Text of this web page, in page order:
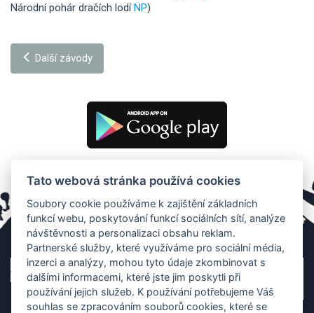
Národní pohár dračích lodíNP)
Další závody
Tato webová stránka používá cookies
Soubory cookie používáme k zajištění základních
funkcí webu, poskytování funkcí sociálních sítí, analýze
návštěvnosti a personalizaci obsahu reklam.
Partnerské služby, které využíváme pro sociální média,
inzerci a analýzy, mohou tyto údaje zkombinovat s
dalšími informacemi, které jste jim poskytli při
používání jejich služeb. K používání potřebujeme Váš
souhlas se zpracováním souborů cookies, které se